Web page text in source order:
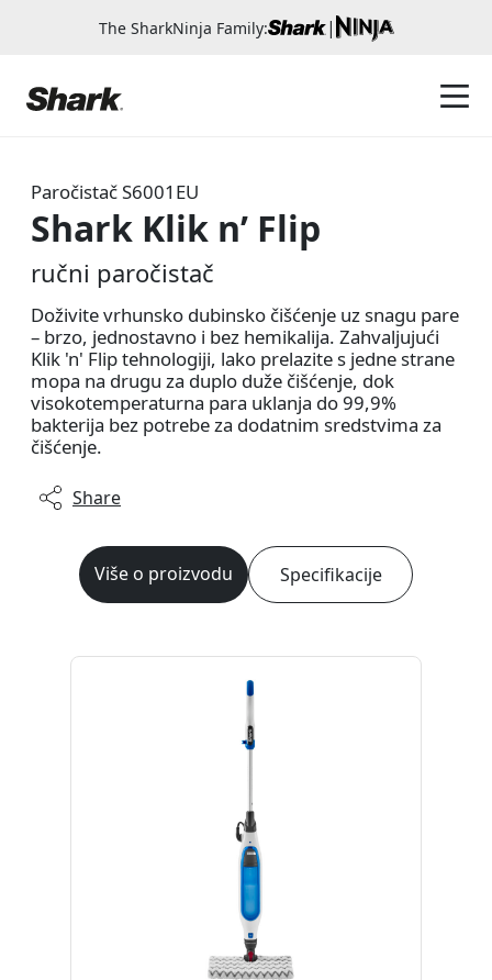
The SharkNinja Family: |
ParočistačS6001EU
​Shark Klik n’ Flip
ručni paročistač
Doživite vrhunsko dubinsko čišćenje uz snagu pare
– brzo, jednostavno i bez hemikalija. Zahvaljujući
Klik 'n' Flip tehnologiji, lako prelazite s jedne strane
mopa na drugu za duplo duže čišćenje, dok
visokotemperaturna para uklanja do 99,9%
bakterija bez potrebe za dodatnim sredstvima za
čišćenje.
Share
Više o proizvodu Specifikacije